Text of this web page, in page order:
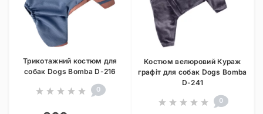
Трикотажний костюм для
собак Dogs Bomba D-216
0
Костюм велюровий Кураж
графіт для собак Dogs Bomba
D-241
0